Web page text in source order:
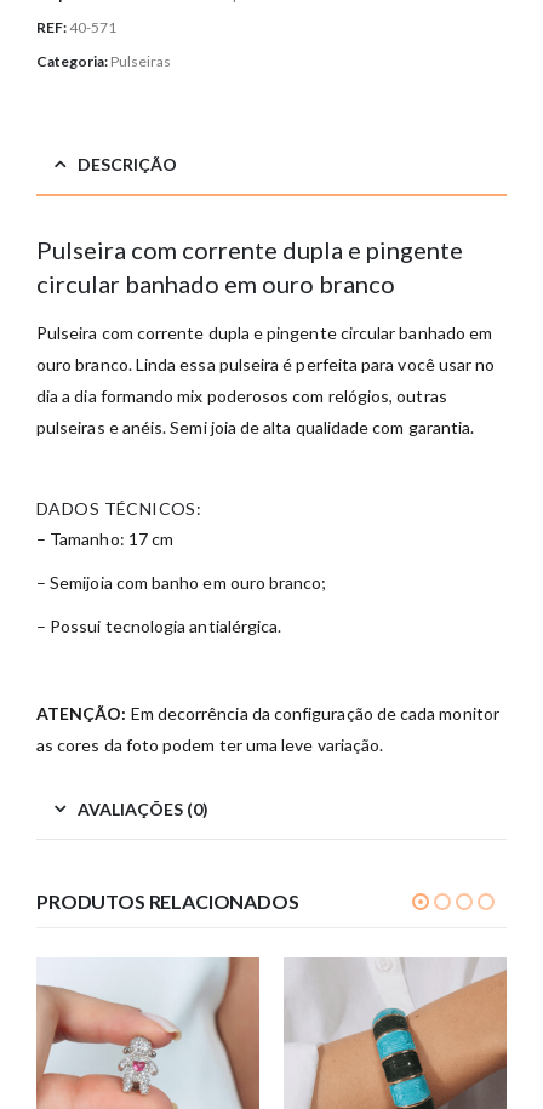
REF:40-571
Categoria: Pulseiras
DESCRIÇÃO
Pulseira com corrente dupla e pingente
circular banhado em ouro branco
Pulseira com corrente dupla e pingente circular banhado em
ouro branco. Linda essa pulseira é perfeita para você usar no
dia a dia formando mix poderosos com relógios, outras
pulseiras e anéis. Semi joia de alta qualidade com garantia.
DADOS TÉCNICOS:
– Tamanho: 17 cm
– Semijoia com banho em ouro branco;
– Possui tecnologia antialérgica.
ATENÇÃO: Em decorrência da configuração de cada monitor
as cores da foto podem ter uma leve variação.
AVALIAÇÕES (0)
PRODUTOS RELACIONADOS